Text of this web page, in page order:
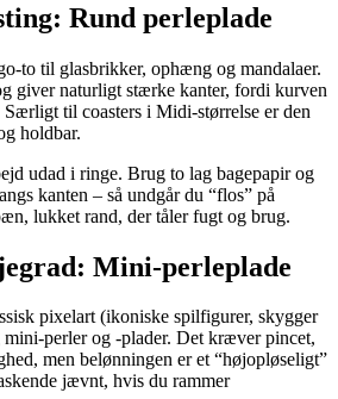
Rund perleplade
to til glasbrikker, ophæng og mandalaer.
giver naturligt stærke kanter, fordi kurven
Særligt til coasters i Midi-størrelse er den
holdbar.
udad i ringe. Brug to lag bagepapir og
kanten – så undgår du “flos” på
lukket rand, der tåler fugt og brug.
Mini-perleplade
pixelart (ikoniske spilfigurer, skygger
perler og -plader. Det kræver pincet,
men belønningen er et “højopløseligt”
jævnt, hvis du rammer